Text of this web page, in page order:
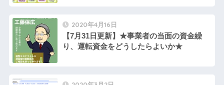
2020年4月16日
【7月31日更新】★事業者の当面の資金繰
り、運転資金をどうしたらよいか★